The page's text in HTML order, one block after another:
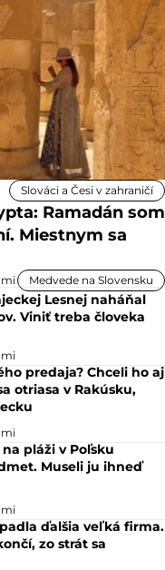
Slováci a Česi v zahraničí
Ramadán som
Miestnym sa
Medvede na Slovensku
Lesnej naháňal
Viniť treba človeka
predaja? Chceli ho aj
otriasa v Rakúsku,
pláži v Poľsku
Museli ju ihneď
ďalšia veľká firma.
zo strát sa